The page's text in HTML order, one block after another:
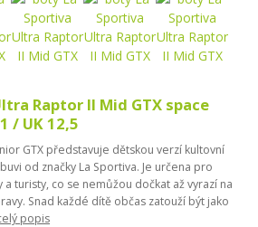
Raptor II Mid GTX space
/ UK 12,5
GTX představuje dětskou verzí kultovní
od značky La Sportiva. Je určena pro
turisty, co se nemůžou dočkat až vyrazí na
Snad každé dítě občas zatouží být jako
popis